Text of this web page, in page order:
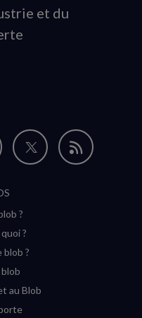
et du
Nous
Flux
?
?
blob ?
au Blob